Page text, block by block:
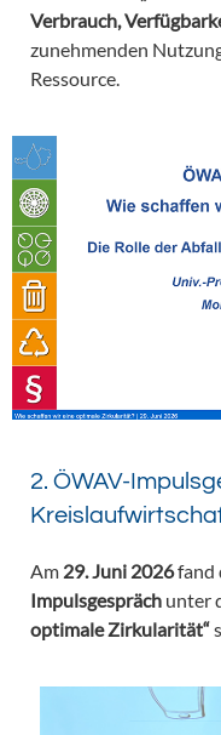
Verbrauch,
zunehmenden
Ressource.
2. ÖWAV-
Am 29. Juni 2026fand
Impulsgespräch unter
optimale Zirkularität“